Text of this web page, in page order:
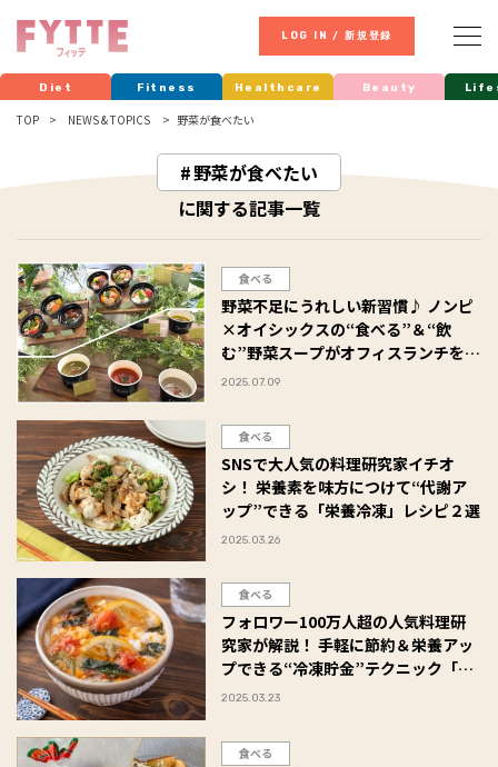
LOG IN / 新規登録
Diet Fitness Healthcare Beauty
TOP NEWS & TOPICS 野菜が食べたい
野菜が食べたい
に関する記事一覧
食べる
野菜不足にうれしい新習慣♪ ノンピ
×オイシックスの“食べる”＆“飲
む”野菜スープがオフィスランチを変
える！
2025.07.09
食べる
SNSで大人気の料理研究家イチオ
シ！ 栄養素を味方につけて“代謝ア
ップ”できる「栄養冷凍」レシピ２選
2025.03.26
食べる
フォロワー100万人超の人気料理研
究家が解説！ 手軽に節約＆栄養アッ
プできる“冷凍貯金”テクニック「栄
養冷凍」とは
2025.03.23
食べる